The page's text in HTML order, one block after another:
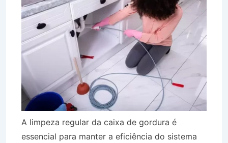
A limpeza regular da caixa de gordura é
essencial para manter a eficiência do sistema